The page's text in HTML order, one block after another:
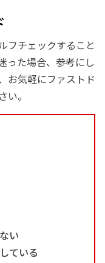
フチェックすること
った場合、参考にし
お気軽にファストド
い。
い
ている